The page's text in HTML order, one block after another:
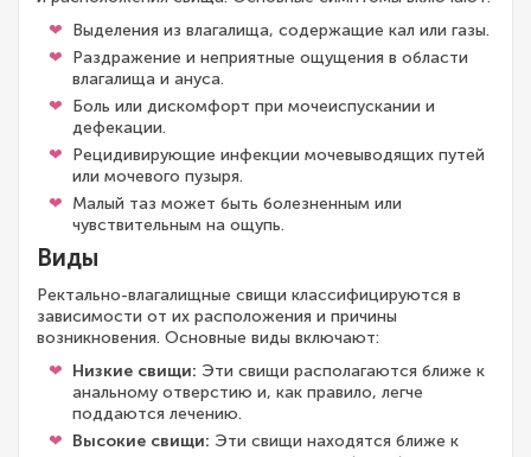
Выделения из влагалища, содержащие кал или газы.
Раздражение и неприятные ощущения в области
влагалища и ануса.
Боль или дискомфорт при мочеиспускании и
дефекации.
Рецидивирующие инфекции мочевыводящих путей
или мочевого пузыря.
Малый таз может быть болезненным или
чувствительным на ощупь.
Виды
Ректально-влагалищные свищи классифицируются в
зависимости от их расположения и причины
возникновения. Основные виды включают:
Низкие свищи: Эти свищи располагаются ближе к
анальному отверстию и, как правило, легче
поддаются лечению.
Высокие свищи: Эти свищи находятся ближе к